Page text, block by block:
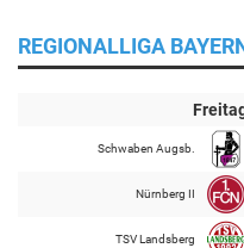
REGIONALLIGA
Schwaben Augsb.
Nürnberg II
TSV Landsberg